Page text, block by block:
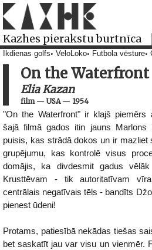
Kazhes pierakstu burtnīca
Ikdienas golfs VeloLoko Futbola vēsture
On the Waterfront
Elia Kazan
film— USA— 1954
"On the Waterfront" ir klajš piemērs
šajā filmā gados itin jauns Marlons
puisis, kas strādā dokos un ir mazliet
grupējumu, kas kontrolē visus
domājis, ka divdesmit gadus
Krusttēvam - tik autoritatīvam
centrālais negatīvais tēls - bandīts
pienest ūdeni!
Protams, patiesībā nekādas tiešas
bet saskatīt jau var visu un vienmēr.